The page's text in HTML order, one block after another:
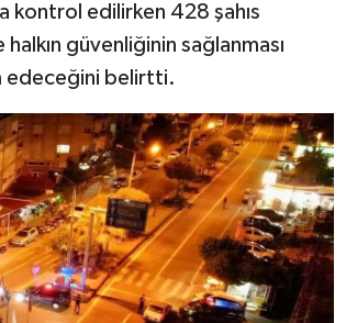
kontrol edilirken 428 şahıs
güvenliğinin sağlanması
edeceğini belirtti.